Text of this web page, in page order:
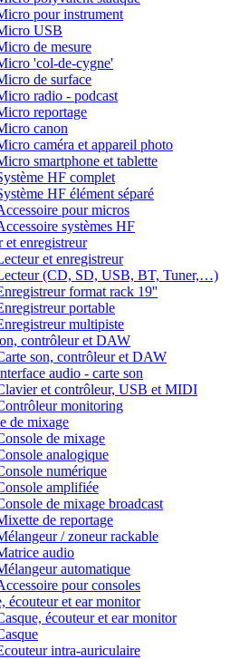
pour instrument
USB
de mesure
'col-de-cygne'
de surface
radio - podcast
reportage
canon
caméra et appareil photo
smartphone et tablette
HF complet
HF élément séparé
pour micros
systèmes HF
et enregistreur
et enregistreur
(CD, SD, USB, BT, Tuner,…)
format rack 19''
portable
multipiste
contrôleur et DAW
son, contrôleur et DAW
audio - carte son
et contrôleur, USB et MIDI
monitoring
de mixage
de mixage
analogique
numérique
amplifiée
de mixage broadcast
de reportage
/ zoneur rackable
audio
automatique
pour consoles
écouteur et ear monitor
écouteur et ear monitor
intra-auriculaire